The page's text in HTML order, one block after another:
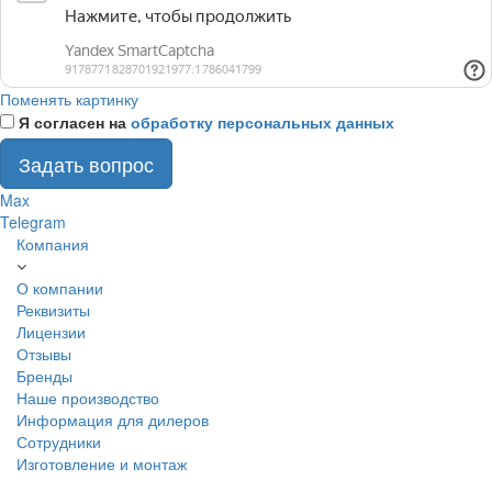
Поменять картинку
Я согласен на обработку персональных данных
Задать вопрос
Max
Telegram
Компания
О компании
Реквизиты
Лицензии
Отзывы
Бренды
Наше производство
Информация для дилеров
Сотрудники
Изготовление и монтаж